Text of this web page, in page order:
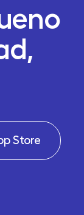
Store